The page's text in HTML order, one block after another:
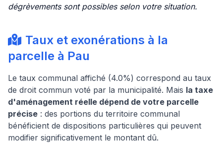
dégrèvements sont possibles selon votre situation.
Taux et exonérations à la
parcelle à Pau
Le taux communal affiché (4.0%) correspond au taux
de droit commun voté par la municipalité. Mais la taxe
d'aménagement réelle dépend de votre parcelle
précise : des portions du territoire communal
bénéficient de dispositions particulières qui peuvent
modifier significativement le montant dû.